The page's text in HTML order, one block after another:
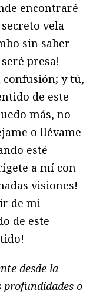
encontraré
vela
sin saber
presa!
confusión; y tú,
de este
más, no
o llévame
esté
a mí con
visiones!
de mi
de este
desde la
profundidades o